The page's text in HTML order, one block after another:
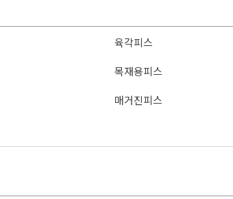
육각피스
목재용피스
매거진피스